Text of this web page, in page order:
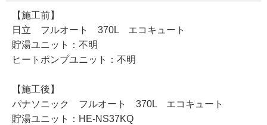
【施工前】
日立 フルオート 370L エコキュート
貯湯ユニット：不明
ヒートポンプユニット：不明
【施工後】
パナソニック フルオート 370L エコキュート
貯湯ユニット：HE-NS37KQ